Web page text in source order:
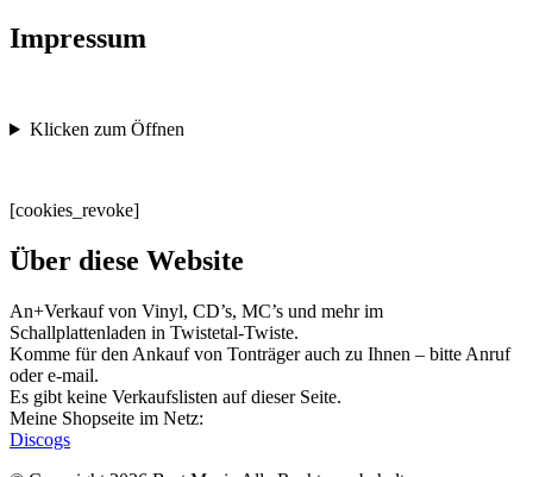
Impressum
Klicken zum Öffnen
[cookies_revoke]
Über diese Website
An+Verkauf von Vinyl, CD’s, MC’s und mehr im
Schallplattenladen in Twistetal-Twiste.
Komme für den Ankauf von Tonträger auch zu Ihnen – bitte Anruf
oder e-mail.
Es gibt keine Verkaufslisten auf dieser Seite.
Meine Shopseite im Netz:
Discogs